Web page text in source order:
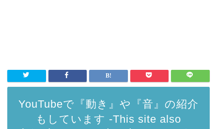
YouTubeで『動き』や『音』の紹介
もしています -This site also